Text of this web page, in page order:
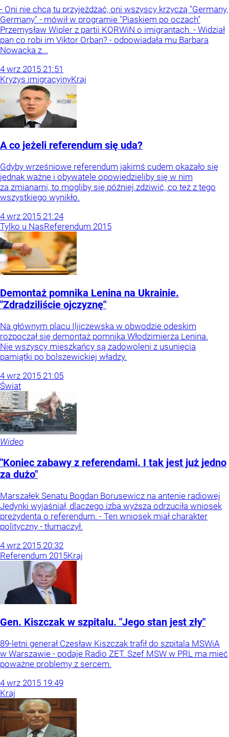
- Oni nie chcą tu przyjeżdżać, oni wszyscy krzyczą "Germany,
Germany" - mówił w programie "Piaskiem po oczach"
Przemysław Wipler z partii KORWiN o imigrantach. - Widział
pan co robi im Viktor Orban? - odpowiadała mu Barbara
Nowacka z...
4 wrz 2015 21:51
Kryzys imigracyjnyKraj
A co jeżeli referendum się uda?
Gdyby wrześniowe referendum jakimś cudem okazało się
jednak ważne i obywatele opowiedzieliby się w nim
za zmianami, to mogliby się później zdziwić, co też z tego
wszystkiego wynikło.
4 wrz 2015 21:24
Tylko u NasReferendum 2015
Demontaż pomnika Lenina na Ukrainie.
"Zdradziliście ojczyznę"
Na głównym placu Iljiczewska w obwodzie odeskim
rozpoczął się demontaż pomnika Włodzimierza Lenina.
Nie wszyscy mieszkańcy są zadowoleni z usunięcia
pamiątki po bolszewickiej władzy.
4 wrz 2015 21:05
Świat
Wideo
"Koniec zabawy z referendami. I tak jest już jedno
za dużo"
Marszałek Senatu Bogdan Borusewicz na antenie radiowej
Jedynki wyjaśniał, dlaczego izba wyższa odrzuciła wniosek
prezydenta o referendum. - Ten wniosek miał charakter
polityczny - tłumaczył.
4 wrz 2015 20:32
Referendum 2015Kraj
Gen. Kiszczak w szpitalu. "Jego stan jest zły"
89-letni generał Czesław Kiszczak trafił do szpitala MSWiA
w Warszawie - podaje Radio ZET. Szef MSW w PRL ma mieć
poważne problemy z sercem.
4 wrz 2015 19:49
Kraj